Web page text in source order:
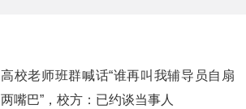
高校老师班群喊话“谁再叫我辅导员自扇
两嘴巴”，校方：已约谈当事人